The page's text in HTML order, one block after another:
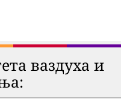
ваздуха и